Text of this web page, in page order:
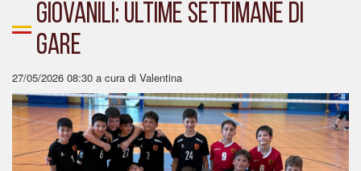
GIOVANILI: ULTIME SETTIMANE DI
GARE
27/05/2026 08:30 a cura di Valentina